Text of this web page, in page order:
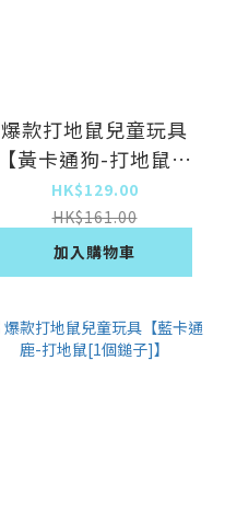
爆款打地鼠兒童玩具
【黃卡通狗-打地鼠[2
個鎚子]】
HK$129.00
HK$161.00
加入購物車